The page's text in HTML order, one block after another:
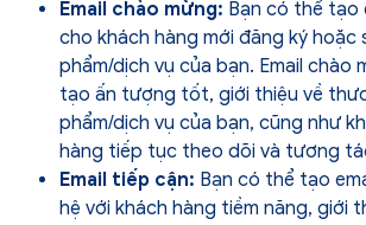
Email chào mừng: Bạn có thể tạo
cho khách hàng mới đăng ký hoặc
phẩm/dịch vụ của bạn. Email chào
tạo ấn tượng tốt, giới thiệu về
phẩm/dịch vụ của bạn, cũng như
hàng tiếp tục theo dõi và tương
Email tiếp cận: Bạn có thể tạo
hệ với khách hàng tiềm năng, giới